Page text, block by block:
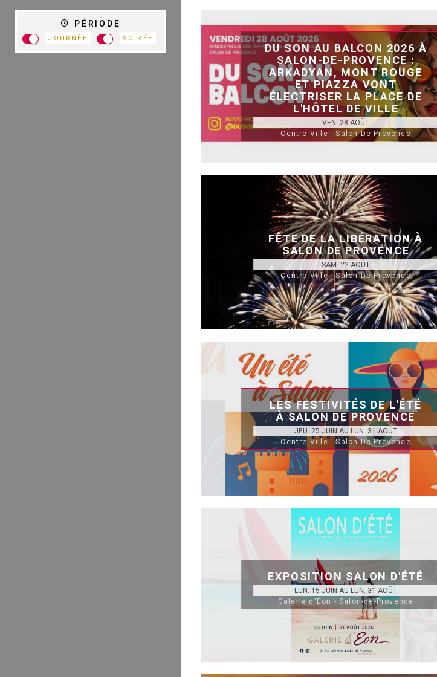
PÉRIODE
JOURNÉE SOIRÉE
DU SON AU BALCON 2026 À
SALON-DE-PROVENCE :
ARKADYAN, MONT ROUGE
ET PIAZZA VONT
ÉLECTRISER LA PLACE DE
L'HÔTEL DE VILLE
VEN. 28 AOÛT
Centre Ville - Salon-De-Provence
FÊTE DE LA LIBÉRATION À
SALON DE PROVENCE
SAM. 22 AOÛT
Centre Ville - Salon-De-Provence
LES FESTIVITÉS DE L'ÉTÉ
À SALON DE PROVENCE
JEU. 25 JUIN AU LUN. 31 AOÛT
Centre Ville - Salon-De-Provence
EXPOSITION SALON D'ÉTÉ
LUN. 15 JUIN AU LUN. 31 AOÛT
Galerie d'Eon - Salon-de-Provence